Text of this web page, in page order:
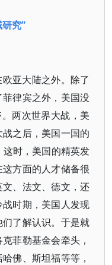
究”
亚大陆之外。除了
律宾之外，美国没
两次世界大战，美
之后，美国一国的
时，美国的精英发
方面的人才储备很
、法文、德文，还
时期，美国人发现
了解认识。于是就
菲勒基金会牵头，
佛、斯坦福等等，